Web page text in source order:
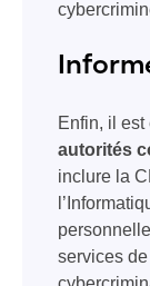
Enfin, il
autorités
inclure la
services